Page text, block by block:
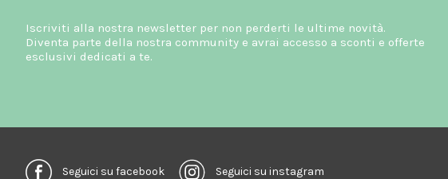
Iscriviti alla nostra newsletter per non perderti le ultime novità.
Diventa parte della nostra community e avrai accesso a sconti e offerte
esclusivi dedicati a te.
Seguici su facebook Seguici su instagram